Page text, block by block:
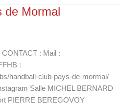
de Mormal
: Mail :
:
handball-club-pays-de-mormal/
Salle MICHEL BERNARD
PIERRE BEREGOVOY